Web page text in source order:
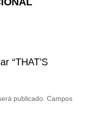
“THAT’S
publicado. Campos